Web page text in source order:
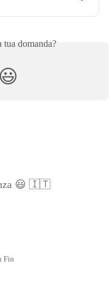
domanda?
😃
😃 🇮🇹
Fin